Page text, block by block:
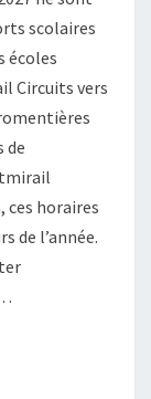
scolaires
écoles
Circuits vers
de
ces horaires
de l’année.